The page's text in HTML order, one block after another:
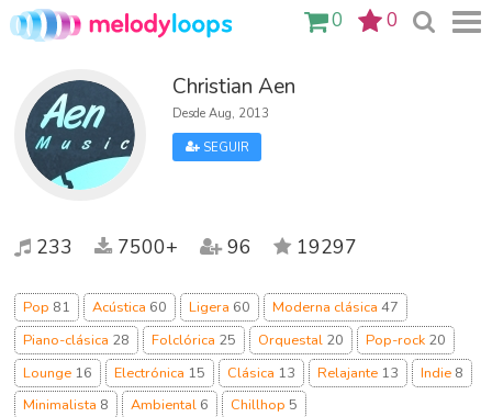
0 0
Christian Aen
Desde Aug, 2013
SEGUIR
233 7500+ 96 19297
Pop 81 Acústica 60 Ligera 60 Moderna clásica 47
Piano-clásica 28 Folclórica 25 Orquestal 20 Pop-rock 20
Lounge 16 Electrónica 15 Clásica 13 Relajante 13 Indie 8
Minimalista 8 Ambiental 6 Chillhop 5